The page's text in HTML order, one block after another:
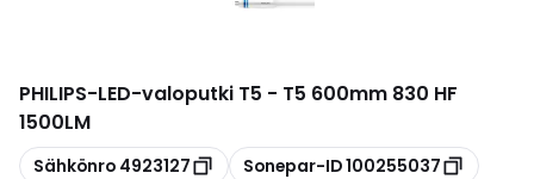
PHILIPS-LED-valoputki T5 - T5 600mm 830 HF
1500LM
Kopioi
Sähkönro 4923127 Kopioi
Sonepar-ID100255037